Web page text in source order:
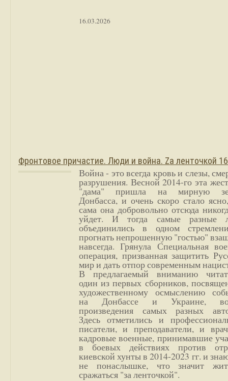
16.03.2026
Фронтовое причастие. Люди и война. Zа ленточкой
Война - это всегда кровь и слезы,
разрушения. Весной 2014-го эта
"дама" пришла на мирную
Донбасса, и очень скоро стало
сама она добровольно отсюда
уйдет. И тогда самые разные
объединились в одном
прогнать непрошенную "гостью"
навсегда. Грянула Специальная
операция, призванная защитить
мир и дать отпор современным
В предлагаемый вниманию
один из первых сборников,
художественному осмыслению
на Донбассе и Украине,
произведения самых разных
Здесь отметились и
писатели, и преподаватели, и
кадровые военные, принимавшие
в боевых действиях против
киевской хунты в 2014-2023 гг. и
не понаслышке, что значит
сражаться "за ленточкой".